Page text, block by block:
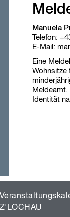
Manuela
Telefon:
E-Mail:
Eine
Wohnsitze
Meldeamt.
Identität
Z'LOCHAU